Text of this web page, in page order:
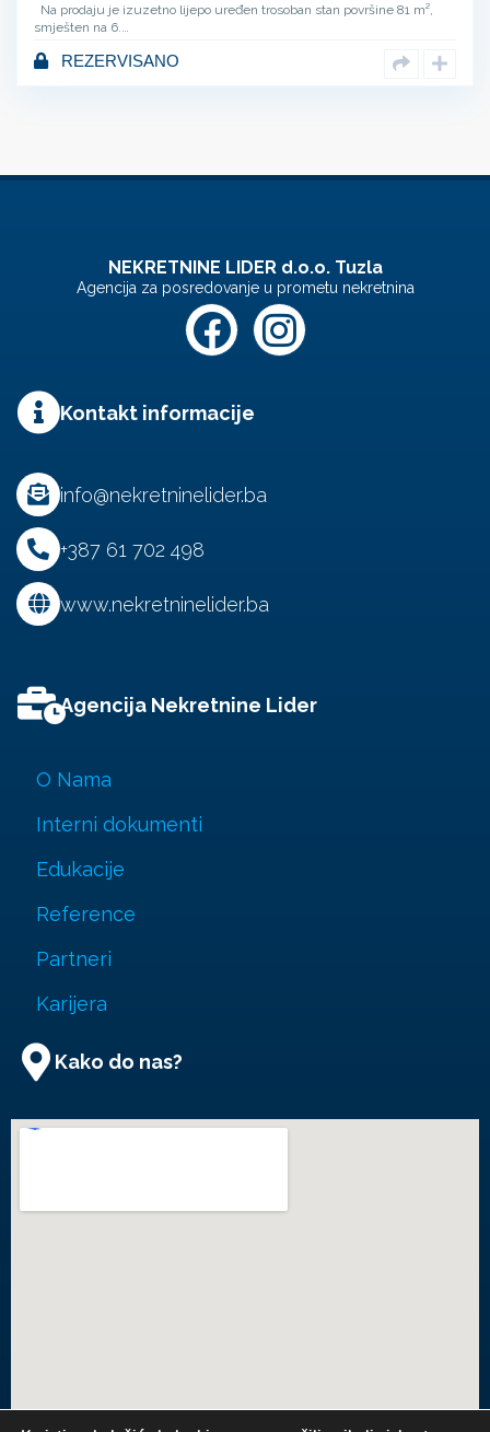
Na prodaju je izuzetno lijepo uređen trosoban stan površine 81 m²,
smješten na 6.…
REZERVISANO
NEKRETNINE LIDER d.o.o. Tuzla
Agencija za posredovanje u prometu nekretnina
Kontakt informacije
info@nekretninelider.ba
+387 61 702 498
www.nekretninelider.ba
Agencija Nekretnine Lider
O Nama
Interni dokumenti
Edukacije
Reference
Partneri
Karijera
Kako do nas?